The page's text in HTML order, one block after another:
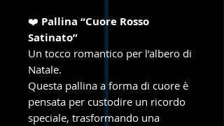
❤️ Pallina “Cuore Rosso
Satinato”
Un tocco romantico per l’albero di
Natale.
Questa pallina a forma di cuore è
pensata per custodire un ricordo
speciale, trasformando una